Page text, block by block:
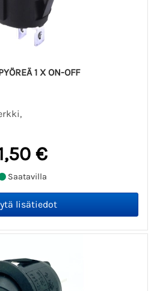
KEINUKYTKIN NRO:21 PYÖREÄ 1 X ON-OFF
€
Saatavilla